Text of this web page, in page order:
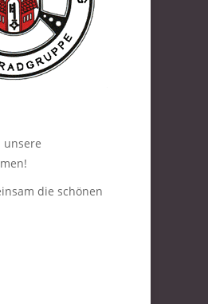
unsere
die schönen